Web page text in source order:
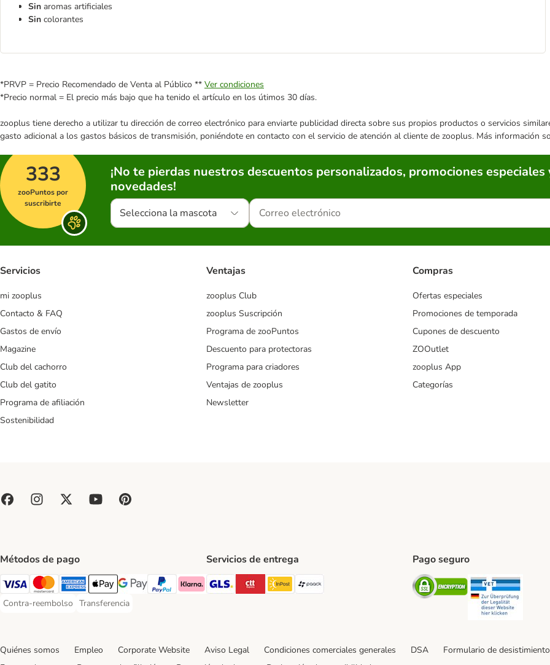
Sin aromas artificiales
Sin colorantes
*PRVP = Precio Recomendado de Venta al Público ** Ver condiciones
*Precio normal = El precio más bajo que ha tenido el artículo en los útimos 30 días.
zooplus tiene derecho a utilizar tu dirección de correo electrónico para enviarte publicidad directa sobre sus propios productos o servicios
gasto adicional a los gastos básicos de transmisión, poniéndote en contacto con el servicio de atención al cliente de zooplus. Más información
333
zooPuntos por
suscribirte
¡No te pierdas nuestros descuentos personalizados, promociones especiales
novedades!
Selecciona la mascota
Servicios
mi zooplus
Contacto & FAQ
Gastos de envío
Magazine
Club del cachorro
Club del gatito
Programa de afiliación
Sostenibilidad
Ventajas
zooplus Club
zooplus Suscripción
Programa de zooPuntos
Descuento para protectoras
Programa para criadores
Ventajas de zooplus
Newsletter
Compras
Ofertas especiales
Promociones de temporada
Cupones de descuento
ZOOutlet
zooplus App
Categorías
Métodos de pago
Visa Payment Method
Mastercard Payment Method
American Express Payment Method
Apple Pay Payment Method
Google Pay Payment Method
PayPal Payment Method
Klarna Payment Method
Contra-reembolso
Contra-reembolso Payment Method
Transferencia
Transferencia Payment Method
Servicios de entrega
GLS Shipping Method
CTTExpress Shipping Method
InPost Shipping Method
paack Shipping Method
Pago seguro
Security
Quiénes somos Empleo Corporate Website Aviso Legal Condiciones comerciales generales DSA Formulario de desistimiento